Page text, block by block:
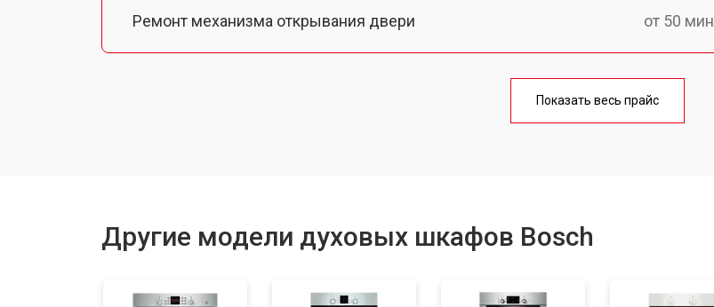
Ремонт механизма открывания двери от 50 мин
от 90 мин
Показать весь прайс
Другие модели духовых шкафов Bosch